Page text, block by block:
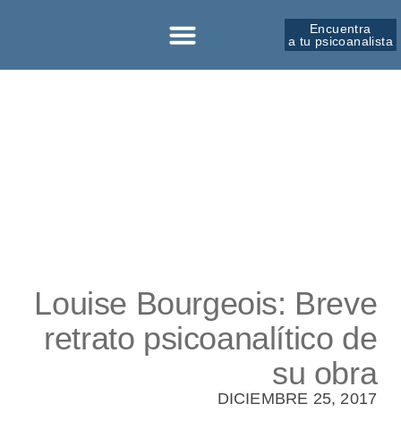
Encuentra
a tu psicoanalista
Louise Bourgeois: Breve
retrato psicoanalítico de
su obra
DICIEMBRE 25, 2017